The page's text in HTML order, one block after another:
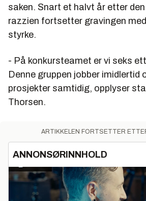
saken. Snart et halvt år etter
razzien fortsetter gravingen
styrke.
- På konkursteamet er vi seks
Denne gruppen jobber imidlertid
prosjekter samtidig, opplyser
Thorsen.
ARTIKKELEN FORTSETTER
ANNONSØRINNHOLD